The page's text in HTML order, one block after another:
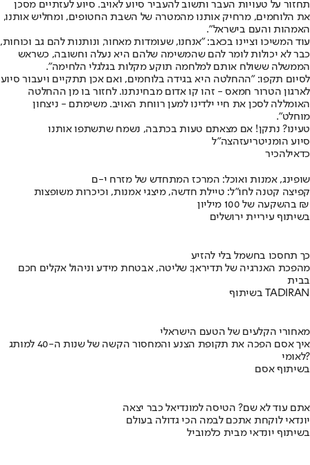
תחזור על טעויות העבר ותשוב להעביר סיוע לאויב. סיוע לעזתיים מסכן
את הלוחמים, מרחיק אותנו מהמטרה של השבת החטופים, ומחליש אותנו,
האמהות והעם בישראל".
עוד המשיכו וציינו בכאב: "אנחנו, שעומדות מאחור, ונותנות להם גב וכוחות,
כבר לא יכולות לומר להם שהמשימה שלהם היא נעלה וחשובה, כשראש
הממשלה ששולח אותם למלחמה תוקע מקלות בגלגלי הלחימה".
לסיום תקפו: "ההחלטה היא בגידה בלוחמים, ואם אכן תתקיים ויעבור סיוע
לארגון הטרור חמאס - זהו קו אדום מבחינתנו. לחזור בו מן ההחלטה
האומללה לסכן את חיי ילדינו למען רווחת האויב. משימתם - ניצחון
מוחלט".
טעינו? נתקן! אם מצאתם טעות בכתבה, נשמח שתשתפו אותנו
סיוע הומניטריעזהצה"ל
כדאילהכיר
שופינג, אמנות ואוכל: המרכז המתחדש של מזרח י-ם
קפיצה קטנה לחו"ל: טיילת חדשה, מיצגי אמנות, וכיכרות משופצות
בהשקעה של 100 מיליון ₪
בשיתוף עיריית ירושלים
כך תחסכו בחשמל בלי להזיע
מהפכת האנרגיה של תדיראן: שליטה, אבטחת מידע וניהול אקלים חכם
בבית
בשיתוף TADIRAN
מאחורי הקלעים של הטעם הישראלי
איך אסם הפכה את תקופת הצנע והמחסור הקשה של שנות ה-40 למותג
לאומי?
בשיתוף אסם
אתם עוד לא שם? הטיסה למונדיאל כבר יצאה
יונדאי לוקחת אתכם לבמה הכי גדולה בעולם
בשיתוף יונדאי מבית כלמוביל